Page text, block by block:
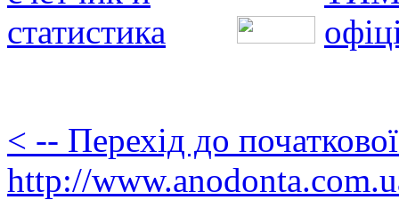
< -- Перехід до
http://